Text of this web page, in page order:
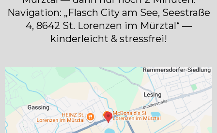
Navigation: „Flasch City am See, Seestraße
4, 8642 St. Lorenzen im Mürztal“ —
kinderleicht & stressfrei!